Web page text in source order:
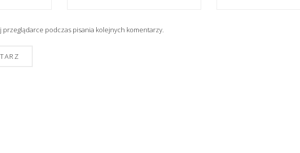
przeglądarce podczas pisania kolejnych komentarzy.